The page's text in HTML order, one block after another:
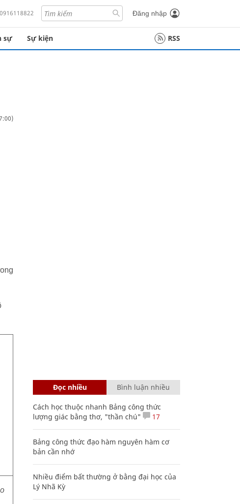
Đăng nhập
sự Sự kiện RSS
Đọc nhiều Bình luận nhiều
Cách học thuộc nhanh Bảng công thức
lượng giác bằng thơ, "thần chú"
17
Bảng công thức đạo hàm nguyên hàm cơ
bản cần nhớ
Nhiều điểm bất thường ở bằng đại học của
Lý Nhã Kỳ